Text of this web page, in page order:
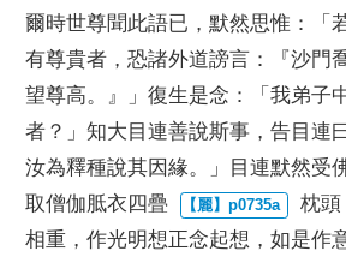
爾時世尊聞此語已 ，默然思惟 ：「
有尊貴者 ，恐諸外道謗言 ：『沙門
望尊高。』」復生是念 ：「我弟子
者 ？」知大目連善說斯事 ，告目連
汝為釋種說其因緣。」 目連默然受
取僧伽胝衣四疊
枕頭
相重 ，作光明想正念起想 ，如是作